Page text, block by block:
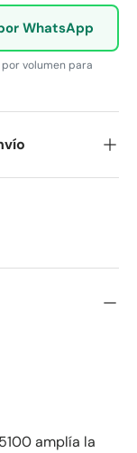
WhatsApp
por volumen para
amplía la